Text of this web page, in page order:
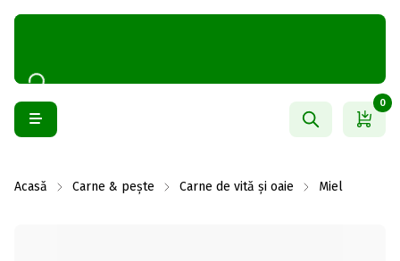
0
Acasă Carne & pește Carne de vită și oaie Miel